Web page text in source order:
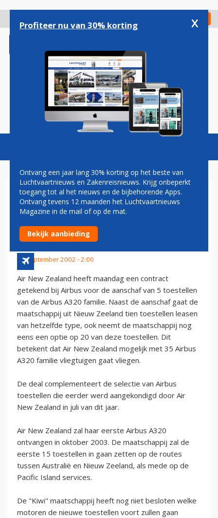
gaan
Check in
Magazine Podcasts Vacatures
AIR NEW ZEALAND TEKENT
VOOR 5 NIEUWE AIRBUS
320'S
30 september 2002 - 2:00
Air New Zealand heeft maandag een contract
getekend bij Airbus voor de aanschaf van 5 toestellen
van de Airbus A320 familie. Naast de aanschaf gaat de
maatschappij uit Nieuw Zeeland tien toestellen leasen
van hetzelfde type, ook neemt de maatschappij nog
eens een optie op 20 van deze toestellen. Dit
betekent dat Air New Zealand mogelijk met 35 Airbus
A320 familie vliegtuigen gaat vliegen.
De deal complementeert de selectie van Airbus
toestellen die eerder werd aangekondigd door Air
New Zealand in juli van dit jaar.
Air New Zealand zal haar eerste Airbus A320
ontvangen in oktober 2003. De maatschappij zal de
eerste 15 toestellen in gaan zetten op de routes
tussen Australië en Nieuw Zeeland, als mede op de
Pacific Island services.
De "Kiwi" maatschappij heeft nog niet besloten welke
motoren de nieuwe toestellen voort zullen gaan
Profiteer nu van 30% korting x
Ontvang een jaar lang 30% korting op het beste van
Luchtvaartnieuws en Zakenreisnieuws. Krijg onbeperkt
toegang tot al het nieuws en de bijbehorende Apps.
Ontvang tevens 12 maanden het Luchtvaartnieuws
Magazine in de mail of op de mat.
Bekijk aanbieding